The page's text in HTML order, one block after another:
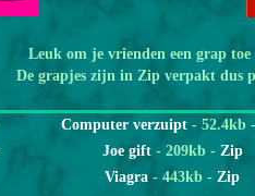
Leuk om je vrienden een grap
De grapjes zijn in Zip verpakt dus
Computer verzuipt - 52.4kb
Joe gift- 209kb - Zip
Viagra - 443kb - Zip